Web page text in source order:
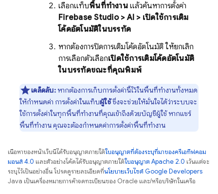
เลือกแท็บพื้นที่ทำงานแล้วค้นหาการตั้งค่า
Firebase Studio> AI > เปิดใช้การเติม
โค้ดอัตโนมัติในบรรทัด
หากต้องการปิดการเติมโค้ดอัตโนมัติ ให้ยกเลิก
การเลือกตัวเลือกเปิดใช้การเติมโค้ดอัตโนมัติ
ในบรรทัดขณะที่คุณพิมพ์
เคล็ดลับ:หากต้องการเก็บการตั้งค่านี้ไว้ในพื้นที่ทำงานทั้งหมด
ให้กำหนดค่า การตั้งค่าในแท็บผู้ใช้ซึ่งจะช่วยให้มั่นใจได้ว่าระบบจะ
ใช้การตั้งค่าในทุกพื้นที่ทำงานที่คุณเข้าถึงด้วยบัญชีผู้ใช้ หากแชร์
พื้นที่ทำงาน คุณจะต้องกำหนดค่าการตั้งค่าพื้นที่ทำงาน
เนื้อหาของหน้าเว็บนี้ได้รับอนุญาตภายใต้ใบอนุญาตที่ต้องระบุที่มาของครีเอทีฟคอม
มอนส์ 4.0 และตัวอย่างโค้ดได้รับอนุญาตภายใต้ใบอนุญาต Apache 2.0 เว้นแต่จะ
ระบุไว้เป็นอย่างอื่น โปรดดูรายละเอียดที่นโยบายเว็บไซต์ Google Developers
Java เป็นเครื่องหมายการค้าจดทะเบียนของ Oracle และ/หรือบริษัทในเครือ